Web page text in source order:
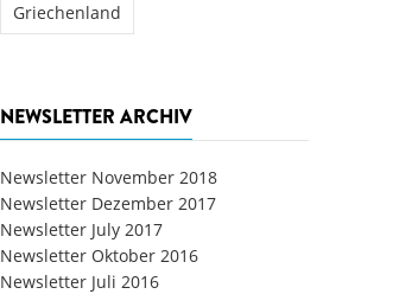
Griechenland
NEWSLETTER ARCHIV
Newsletter November 2018
Newsletter Dezember 2017
Newsletter July 2017
Newsletter Oktober 2016
Newsletter Juli 2016